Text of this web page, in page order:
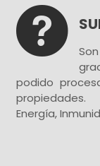

podido
propiedades.
Energía,